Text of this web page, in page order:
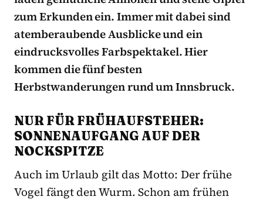
zum Erkunden ein. Immer mit dabei sind
atemberaubende Ausblicke und ein
eindrucksvolles Farbspektakel. Hier
kommen die fünf besten
Herbstwanderungen rund um Innsbruck.
NUR FÜR FRÜHAUFSTEHER:
SONNENAUFGANG AUF DER
NOCKSPITZE
Auch im Urlaub gilt das Motto: Der frühe
Vogel fängt den Wurm. Schon am frühen